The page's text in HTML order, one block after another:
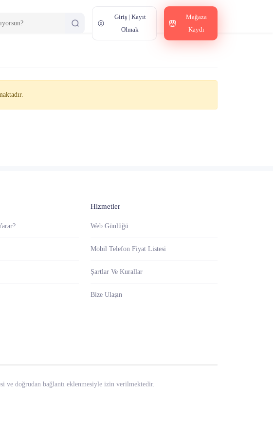
Giriş | Kayıt
Olmak
Mağaza
Kaydı
Hizmetler
Web Günlüğü
Mobil Telefon Fiyat Listesi
Şartlar Ve Kurallar
Bize Ulaşın
ve doğrudan bağlantı eklenmesiyle izin verilmektedir.